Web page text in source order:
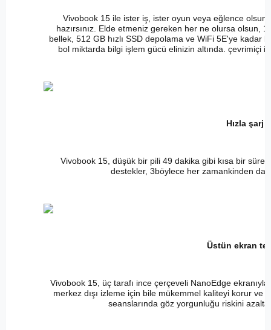
Vivobook 15 ile ister iş, ister oyun veya eğlence
hazırsınız. Elde etmeniz gereken her ne olursa olsun,
bellek, 512 GB hızlı SSD depolama ve WiFi 5E'ye kadar
bol miktarda bilgi işlem gücü elinizin altında. çevrimiçi
Hızla şarj
Vivobook 15, düşük bir pili 49 dakika gibi kısa bir
destekler, 3böylece her zamankinden
Üstün ekran
Vivobook 15, üç tarafı ince çerçeveli NanoEdge
merkez dışı izleme için bile mükemmel kaliteyi korur ve
seanslarında göz yorgunluğu riskini